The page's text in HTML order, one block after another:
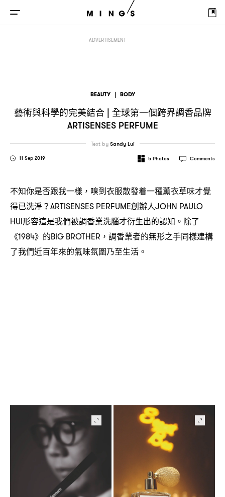
ADVERTISEMENT
BEAUTY | BODY
藝術與科學的完美結合| 全球第一個跨界調香品牌
ARTISENSES PERFUME
11 Sep 2019
Text by Sandy Lui
5 Photos Comments
不知你是否跟我一樣 ， 嗅到衣服散發着一種薰衣草味才覺
得已洗淨？ARTISENSES PERFUME創辦人JOHN PAULO
HUI形容這是我們被調香業洗腦才衍生出的認知。除了
《1984》的BIG BROTHER， 調香業者的無形之手同樣建構
了我們近百年來的氣味氛圍乃至生活。
|全球第一個跨界調香品牌